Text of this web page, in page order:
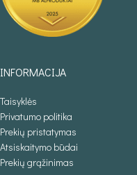
INFORMACIJA
Taisyklės
Privatumo politika
Prekių pristatymas
Atsiskaitymo būdai
Prekių grąžinimas